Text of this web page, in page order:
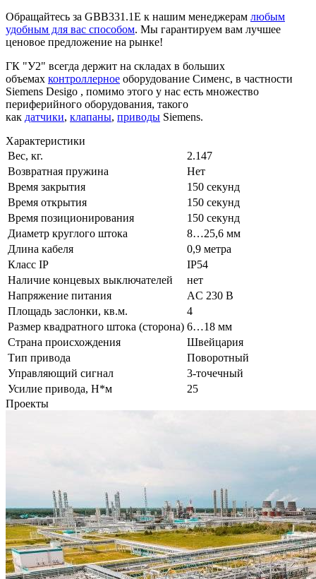
Обращайтесь за GBB331.1E к нашим менеджерам любым
удобным для вас способом. Мы гарантируем вам лучшее
ценовое предложение на рынке!
ГК "У2" всегда держит на складах в больших
объемах контроллерное оборудование Сименс, в частности
Siemens Desigo , помимо этого у нас есть множество
периферийного оборудования, такого
как датчики, клапаны, приводы Siemens.
Характеристики
Вес, кг.
2.147
Возвратная пружина
Нет
Время закрытия
150 секунд
Время открытия
150 секунд
Время позиционирования
150 секунд
Диаметр круглого штока
8…25,6 мм
Длина кабеля
0,9 метра
Класс IP
IP54
Наличие концевых выключателей
нет
Напряжение питания
AC 230 В
Площадь заслонки, кв.м.
4
Размер квадратного штока (сторона) 6…18 мм
Страна происхождения
Швейцария
Тип привода
Поворотный
Управляющий сигнал
3-точечный
Усилие привода, Н*м
25
Проекты